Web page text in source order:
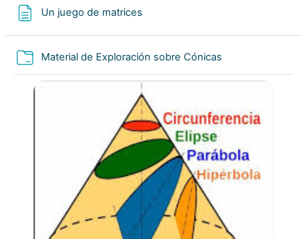
Un juego de matrices
Material de Exploración sobre Cónicas